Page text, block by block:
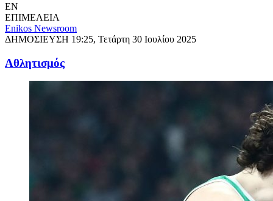
EN
ΕΠΙΜΕΛΕΙΑ
Enikos Newsroom
ΔΗΜΟΣΙΕΥΣΗ 19:25, Τετάρτη 30 Ιουλίου 2025
Αθλητισμός